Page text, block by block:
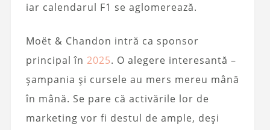
iar calendarul F1 se aglomerează.
Moët & Chandon intră ca sponsor
principal în 2025. O alegere interesantă –
șampania și cursele au mers mereu mână
în mână. Se pare că activările lor de
marketing vor fi destul de ample, deși